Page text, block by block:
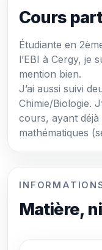
Cours
Étudiante en
l’EBI à Cergy, je
mention bien.
J’ai aussi suivi
Chimie/Biologie.
cours, ayant
mathématiques
Matière,